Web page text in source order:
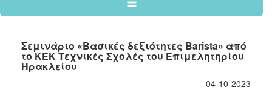
2024
2022
2021
Σεμινάριο «Βασικές δεξιότητες Barista» από
το ΚΕΚ Τεχνικές Σχολές του Επιμελητηρίου
Ηρακλείου
04-10-2023